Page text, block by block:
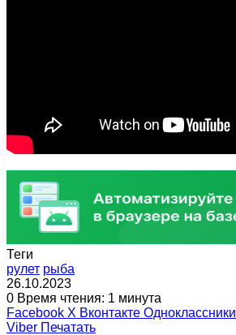
Теги
рулет рыба
26.10.2023
0 Время чтения: 1 минута
Facebook X Вконтакте Одноклассники
Viber Печатать